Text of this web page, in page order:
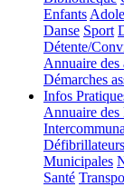
Enfants
Danse Sport
Détente/
Annuaire des
Démarches
Infos
Annuaire des
Défibrillateurs
Municipales
Santé